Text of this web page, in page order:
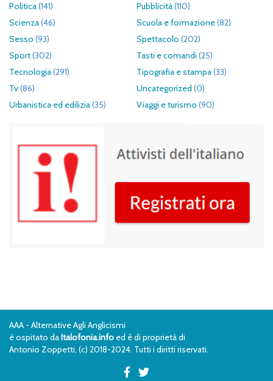
Politica(141) Pubblicità(110)
Scienza(46) Scuola e formazione(82)
Sesso (93) Spettacolo (202)
Sport(302) Tasti e comandi (25)
Tecnologia(291) Tipografia e stampa(33)
Tv(86) Uncategorized (0)
Urbanistica ed edilizia(35) Viaggi e turismo (90)
AAA - Alternative Agli Anglicismi
è ospitato daItalofonia.info ed è di proprietà di
Antonio Zoppetti, (c) 2018-2024. Tutti i diritti riservati.